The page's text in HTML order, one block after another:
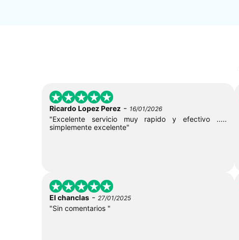
Ricardo Lopez Perez - 16/01/2026
"Excelente servicio muy rapido y efectivo .....
simplemente excelente"
El chanclas - 27/01/2025
"Sin comentarios "